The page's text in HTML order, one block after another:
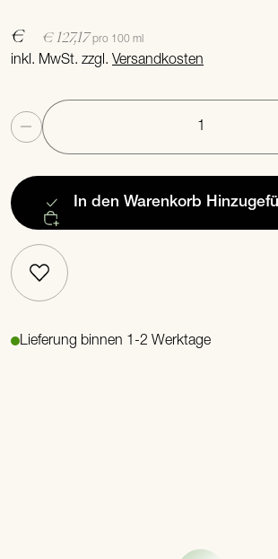
€ € 127,17 pro 100 ml
inkl. MwSt. zzgl.Versandkosten
Anzahl
In den Warenkorb
Lieferung binnen 1-2 Werktage